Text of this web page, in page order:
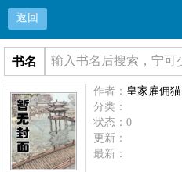
返回
书名
作者： 皇家雇佣猫
分类：
状态：0
更新：
最新：